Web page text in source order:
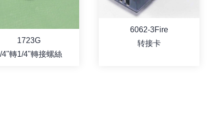
1723G
4"轉1/4"轉接螺絲
6062-3Fire
转接卡